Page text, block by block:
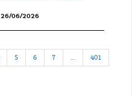
26/06/2026
5 6 7 … 401